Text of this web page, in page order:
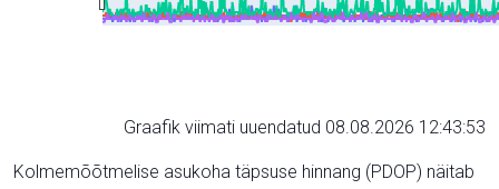
Graafik viimati uuendatud 08.08.2026 12:43:53
Kolmemõõtmelise asukoha täpsuse hinnang (PDOP) näitab